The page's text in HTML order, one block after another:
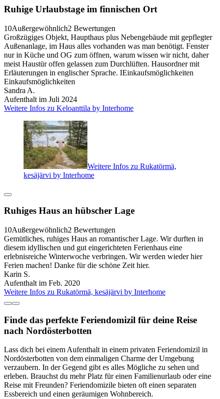
Ruhige Urlaubstage im finnischen Ort
10Außergewöhnlich2 Bewertungen
Großzügiges Objekt, Haupthaus plus Nebengebäude mit gepflegter
Außenanlage, im Haus alles vorhanden was man benötigt. Fenster
nur in Küche und OG zum öffnen, warum wissen wir nicht, daher
meist Haustür offen gelassen zum Durchlüften. Hausordner mit
Erläuterungen in englischer Sprache. IEinkaufsmöglichkeiten
Einkaufsmöglichkeiten
Sandra A.
Aufenthalt im Juli 2024
Weitere Infos zu Keloanttila by Interhome
Weitere Infos zu Rukatörmä,
kesäjärvi by Interhome
Ruhiges Haus an hübscher Lage
10Außergewöhnlich2 Bewertungen
Gemütliches, ruhiges Haus an romantischer Lage. Wir durften in
diesem idyllischen und gut eingerichteten Ferienhaus eine
erlebnisreiche Winterwoche verbringen. Wir werden wieder hier
Ferien machen! Danke für die schöne Zeit hier.
Karin S.
Aufenthalt im Feb. 2020
Weitere Infos zu Rukatörmä, kesäjärvi by Interhome
Finde das perfekte Feriendomizil für deine Reise
nach Nordösterbotten
Lass dich bei einem Aufenthalt in einem privaten Feriendomizil in
Nordösterbotten von dem einmaligen Charme der Umgebung
verzaubern. In der Gegend gibt es alles Mögliche zu sehen und
erleben. Brauchst du mehr Platz für einen Familienurlaub oder eine
Reise mit Freunden? Feriendomizile bieten oft einen separaten
Essbereich und einen geräumigen Wohnbereich.